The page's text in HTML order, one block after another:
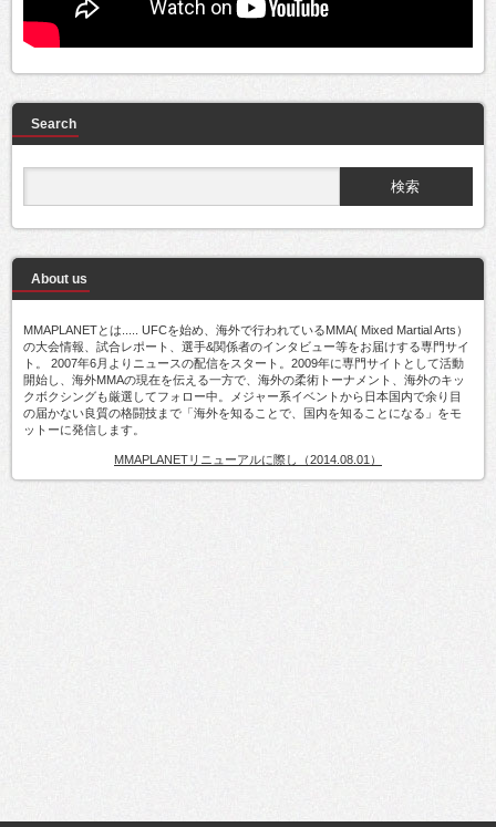
Search
About us
MMAPLANETとは..... UFCを始め、海外で行われているMMA( Mixed Martial Arts）
の大会情報、試合レポート、選手&関係者のインタビュー等をお届けする専門サイ
ト。 2007年6月よりニュースの配信をスタート。2009年に専門サイトとして活動
開始し、海外MMAの現在を伝える一方で、海外の柔術トーナメント、海外のキッ
クボクシングも厳選してフォロー中。メジャー系イベントから日本国内で余り目
の届かない良質の格闘技まで「海外を知ることで、国内を知ることになる」をモ
ットーに発信します。
MMAPLANETリニューアルに際し（2014.08.01）